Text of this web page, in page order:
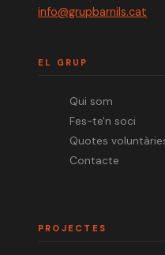
info@grupbarnils.cat
EL GRUP
Qui som
Fes-te'n soci
Quotes
Contacte
PROJECTES